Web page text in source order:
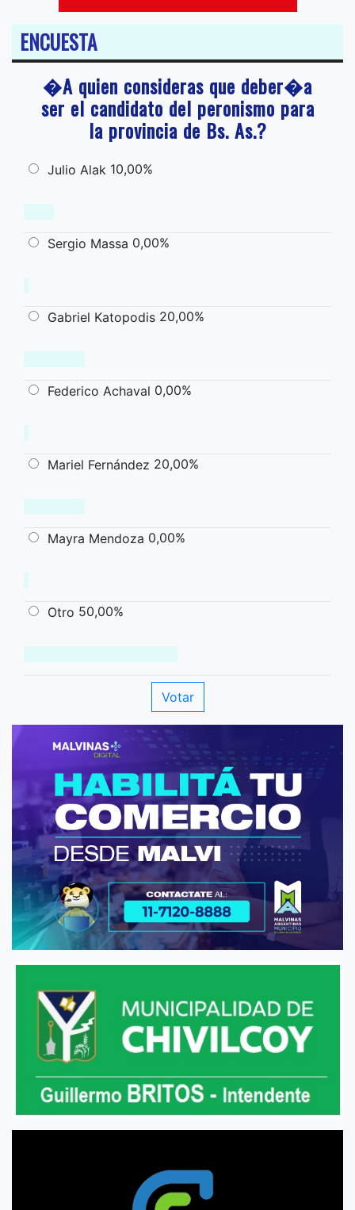
ENCUESTA
�A quien consideras que deber�a
ser el candidato del peronismo para
la provincia de Bs. As.?
Julio Alak 10,00%
Sergio Massa 0,00%
Gabriel Katopodis 20,00%
Federico Achaval 0,00%
Mariel Fernández 20,00%
Mayra Mendoza 0,00%
Otro 50,00%